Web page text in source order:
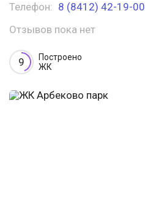
Телефон: 8 (8412) 42-19-00
Отзывов пока нет
9
Построено
ЖК